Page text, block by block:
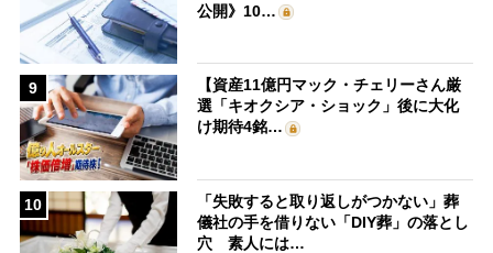
公開》10…
9
【資産11億円マック・チェリーさん厳
選「キオクシア・ショック」後に大化
け期待4銘…
10
「失敗すると取り返しがつかない」葬
儀社の手を借りない「DIY葬」の落とし
穴 素人には…